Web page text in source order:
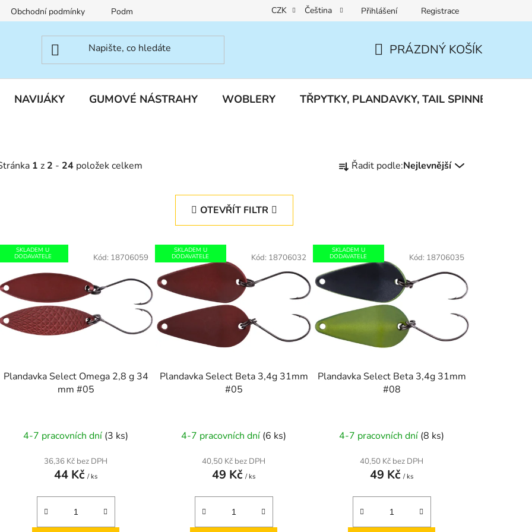
Obchodní podmínky Podmínky ochrany osobních údajů Reklamace a vrácení zboží
CZK Čeština Přihlášení Registrace
KOŠÍK
PRÁZDNÝ KOŠÍK
NAVIJÁKY GUMOVÉ NÁSTRAHY WOBLERY TŘPYTKY, PLANDAVKY, TAIL SPINNERY
1 z 2 - 24 položek celkem
a
p
r
d
u
k
t
Řadit podle:Nejlevnější
OTEVŘÍT FILTR
SKLADEM U
DODAVATELE
Plandavka Select Omega 2,8 g 34
mm #05
4-7 pracovních dní (3 ks)
36,36 Kč bez DPH
44 Kč/ ks
Kód: 18706059
SKLADEM U
DODAVATELE
Plandavka Select Beta 3,4g 31mm
#05
4-7 pracovních dní (6 ks)
40,50 Kč bez DPH
49 Kč/ ks
Kód: 18706032
SKLADEM U
DODAVATELE
Plandavka Select Beta 3,4g 31mm
#08
4-7 pracovních dní (8 ks)
40,50 Kč bez DPH
49 Kč/ ks
Kód: 18706035